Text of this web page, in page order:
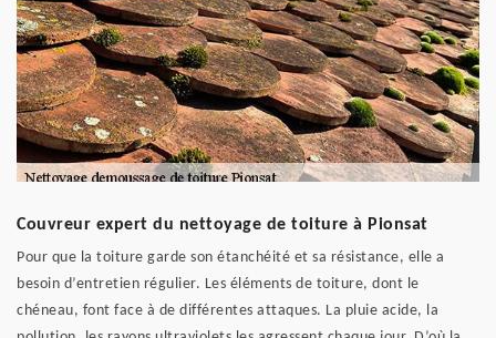
Couvreur expert du nettoyage de toiture à Pionsat
Pour que la toiture garde son étanchéité et sa résistance, elle a
besoin d’entretien régulier. Les éléments de toiture, dont le
chéneau, font face à de différentes attaques. La pluie acide, la